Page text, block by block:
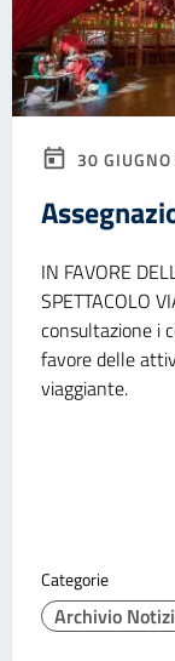
30
IN FAVORE
SPETTACOLO
consultazione i
favore delle
viaggiante.
Categorie